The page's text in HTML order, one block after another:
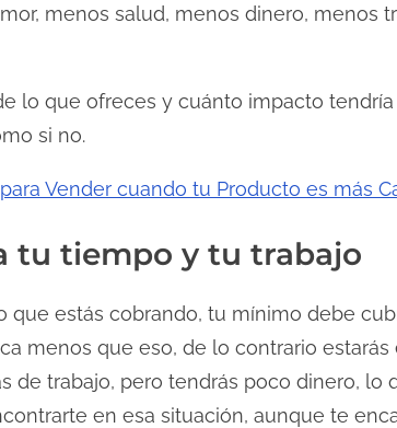
menos salud, menos dinero, menos
lo que ofreces y cuánto impacto
si no.
Vender cuando tu Producto es más
tu tiempo y tu trabajo
que estás cobrando, tu mínimo debe
menos que eso, de lo contrario
de trabajo, pero tendrás poco dinero, lo
en esa situación, aunque te